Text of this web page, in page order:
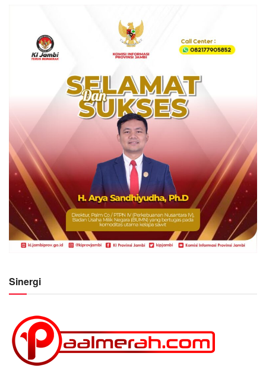
Sinergi